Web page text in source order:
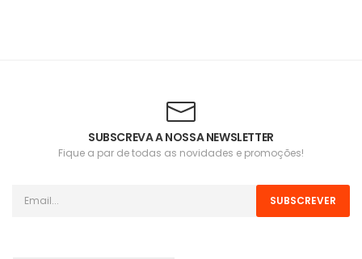
SUBSCREVA A NOSSA NEWSLETTER
Fique a par de todas as novidades e promoções!
SUBSCREVER